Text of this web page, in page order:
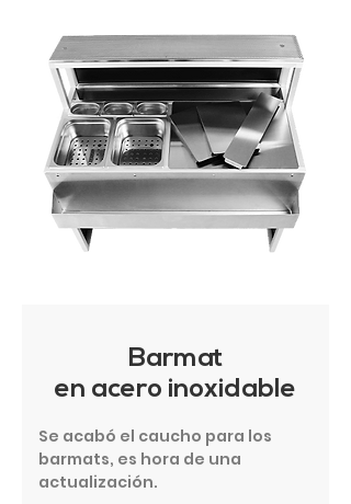
Barmat
en acero inoxidable
Se acabó el caucho para los
barmats, es hora de una
actualización.